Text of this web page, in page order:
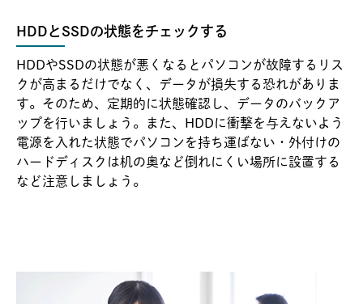
HDDとSSDの状態をチェックする
HDDやSSDの状態が悪くなるとパソコンが故障するリス
クが高まるだけでなく、データが損失する恐れがありま
す。そのため、定期的に状態確認し、データのバックア
ップを行いましょう。また、HDDに衝撃を与えないよう
電源を入れた状態でパソコンを持ち運ばない・外付けの
ハードディスクは机の奥など倒れにくい場所に設置する
など注意しましょう。